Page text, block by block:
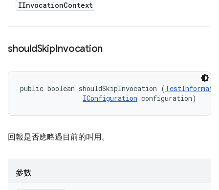
IInvocationContext
shouldSkipInvocation
public boolean shouldSkipInvocation (
IConfiguration configuration)
回報是否應略過目前的叫用。
參數